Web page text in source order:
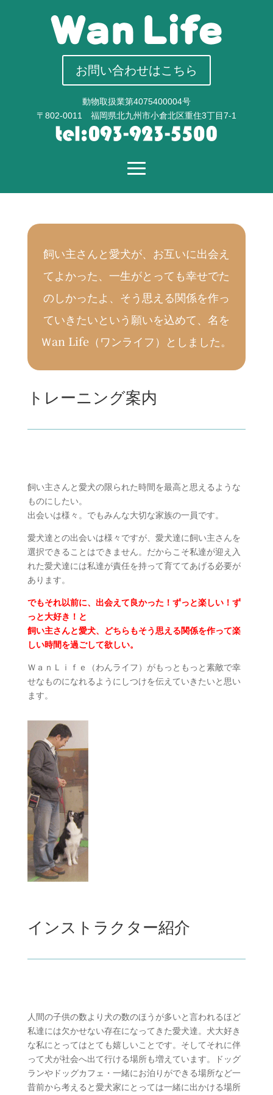
お問い合わせはこちら
動物取扱業第4075400004号
〒802-0011 福岡県北九州市小倉北区重住3丁目7-1
飼い主さんと愛犬が、お互いに出会え
てよかった、一生がとっても幸せでた
のしかったよ、そう思える関係を作っ
ていきたいという願いを込めて、名を
Ｗan Life（ワンライフ）としました。
トレーニング案内
飼い主さんと愛犬の限られた時間を最高と思えるような
ものにしたい。
出会いは様々。でもみんな大切な家族の一員です。
愛犬達との出会いは様々ですが、愛犬達に飼い主さんを
選択できることはできません。だからこそ私達が迎え入
れた愛犬達には私達が責任を持って育ててあげる必要が
あります。
でもそれ以前に、出会えて良かった！ずっと楽しい！ず
っと大好き！と
飼い主さんと愛犬、どちらもそう思える関係を作って楽
しい時間を過ごして欲しい。
ＷａｎＬｉｆｅ（わんライフ）がもっともっと素敵で幸
せなものになれるようにしつけを伝えていきたいと思い
ます。
インストラクター紹介
人間の子供の数より犬の数のほうが多いと言われるほど
私達には欠かせない存在になってきた愛犬達。犬大好き
な私にとってはとても嬉しいことです。そしてそれに伴
って犬が社会へ出て行ける場所も増えています。ドッグ
ランやドッグカフェ・一緒にお泊りができる場所など一
昔前から考えると愛犬家にとっては一緒に出かける場所